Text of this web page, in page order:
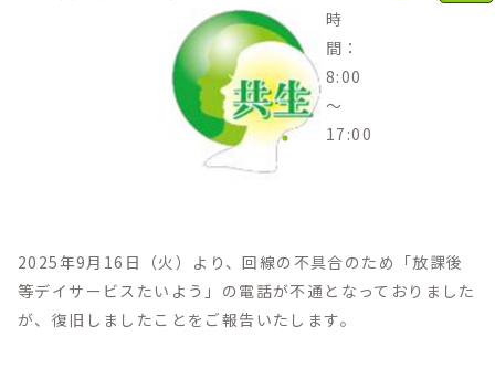
時
間：
8:00
～
17:00
2025年9月16日（火）より、回線の不具合のため「放課後
等デイサービスたいよう」の電話が不通となっておりました
が、復旧しましたことをご報告いたします。